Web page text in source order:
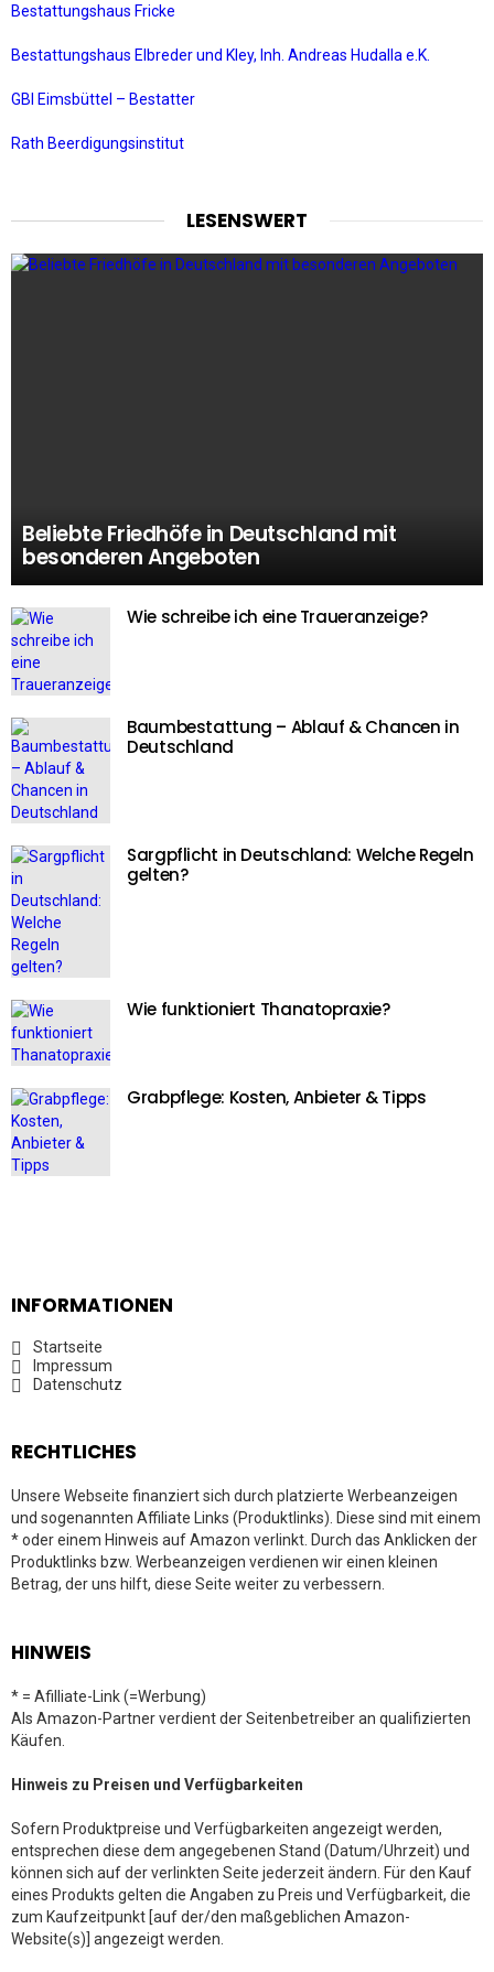
Bestattungshaus Fricke
Bestattungshaus Elbreder und Kley, Inh. Andreas Hudalla e.K.
GBI Eimsbüttel – Bestatter
Rath Beerdigungsinstitut
LESENSWERT
Beliebte Friedhöfe in Deutschland mit
besonderen Angeboten
Wie schreibe ich eine Traueranzeige?
Baumbestattung – Ablauf & Chancen in
Deutschland
Sargpflicht in Deutschland: Welche Regeln
gelten?
Wie funktioniert Thanatopraxie?
Grabpflege: Kosten, Anbieter & Tipps
INFORMATIONEN
Startseite
Impressum
Datenschutz
RECHTLICHES
Unsere Webseite finanziert sich durch platzierte Werbeanzeigen
und sogenannten Affiliate Links (Produktlinks). Diese sind mit einem
* oder einem Hinweis auf Amazon verlinkt. Durch das Anklicken der
Produktlinks bzw. Werbeanzeigen verdienen wir einen kleinen
Betrag, der uns hilft, diese Seite weiter zu verbessern.
HINWEIS
* = Afilliate-Link (=Werbung)
Als Amazon-Partner verdient der Seitenbetreiber an qualifizierten
Käufen.
Hinweis zu Preisen und Verfügbarkeiten
Sofern Produktpreise und Verfügbarkeiten angezeigt werden,
entsprechen diese dem angegebenen Stand (Datum/Uhrzeit) und
können sich auf der verlinkten Seite jederzeit ändern. Für den Kauf
eines Produkts gelten die Angaben zu Preis und Verfügbarkeit, die
zum Kaufzeitpunkt [auf der/den maßgeblichen Amazon-
Website(s)] angezeigt werden.